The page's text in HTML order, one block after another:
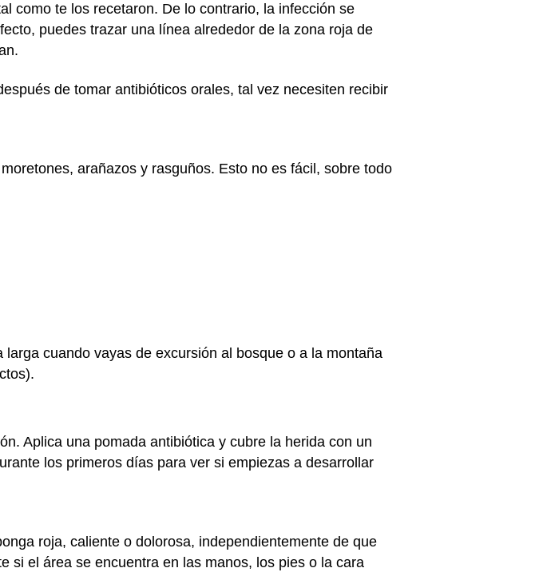
como te los recetaron. De lo contrario, la infección se
puedes trazar una línea alrededor de la zona roja de
de tomar antibióticos orales, tal vez necesiten recibir
arañazos y rasguños. Esto no es fácil, sobre todo
cuando vayas de excursión al bosque o a la montaña
Aplica una pomada antibiótica y cubre la herida con un
los primeros días para ver si empiezas a desarrollar
roja, caliente o dolorosa, independientemente de que
si el área se encuentra en las manos, los pies o la cara